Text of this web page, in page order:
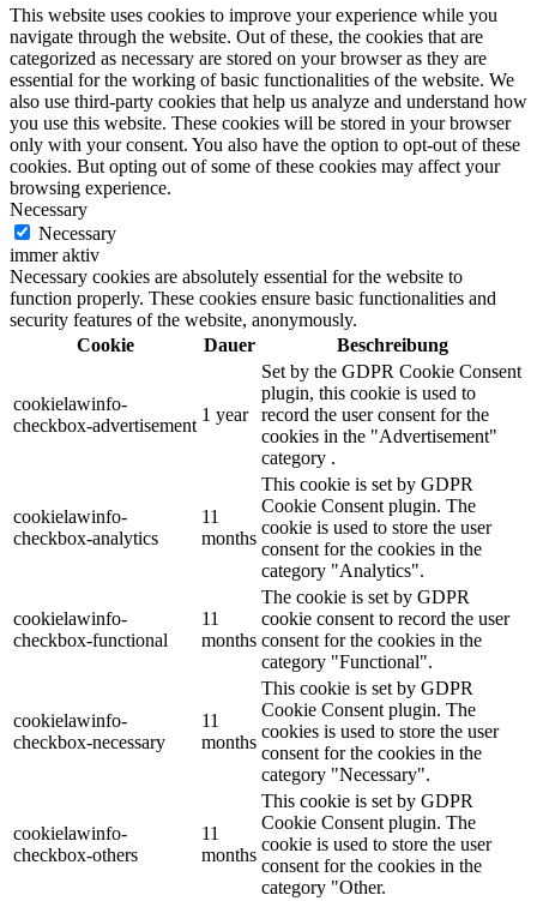
This website uses cookies to improve your experience while you
navigate through the website. Out of these, the cookies that are
categorized as necessary are stored on your browser as they are
essential for the working of basic functionalities of the website. We
also use third-party cookies that help us analyze and understand how
you use this website. These cookies will be stored in your browser
only with your consent. You also have the option to opt-out of these
cookies. But opting out of some of these cookies may affect your
browsing experience.
Necessary
Necessary
immer aktiv
Necessary cookies are absolutely essential for the website to
function properly. These cookies ensure basic functionalities and
security features of the website, anonymously.
Cookie
Dauer Beschreibung
cookielawinfo-
checkbox-advertisement
1 year
Set by the GDPR Cookie Consent
plugin, this cookie is used to
record the user consent for the
cookies in the "Advertisement"
category .
cookielawinfo-
checkbox-analytics
11
months
This cookie is set by GDPR
Cookie Consent plugin. The
cookie is used to store the user
consent for the cookies in the
category "Analytics".
cookielawinfo-
checkbox-functional
11
months
The cookie is set by GDPR
cookie consent to record the user
consent for the cookies in the
category "Functional".
cookielawinfo-
checkbox-necessary
11
months
This cookie is set by GDPR
Cookie Consent plugin. The
cookies is used to store the user
consent for the cookies in the
category "Necessary".
cookielawinfo-
checkbox-others
11
months
This cookie is set by GDPR
Cookie Consent plugin. The
cookie is used to store the user
consent for the cookies in the
category "Other.